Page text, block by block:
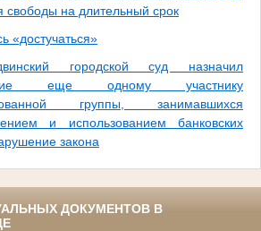
свободы на длительный срок
«достучаться»
городской суд назначил
еще одному участнику
группы, занимавшихся
и использованием банковских
закона
ДОКУМЕНТОВ В